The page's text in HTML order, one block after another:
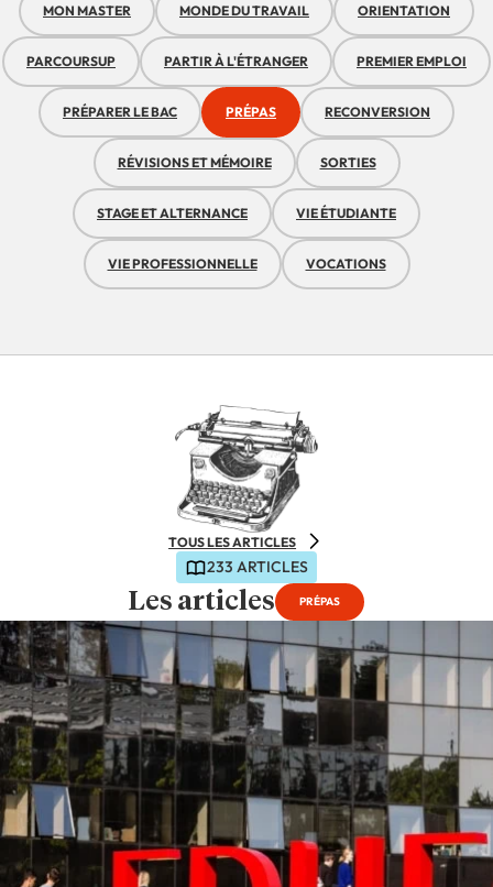
MON MASTER MONDE DU TRAVAIL ORIENTATION
PARCOURSUP PARTIR À L'ÉTRANGER PREMIER EMPLOI
PRÉPARER LE BAC PRÉPAS RECONVERSION
RÉVISIONS ET MÉMOIRE SORTIES
STAGE ET ALTERNANCE VIE ÉTUDIANTE
VIE PROFESSIONNELLE VOCATIONS
233 ARTICLES
Les articles PRÉPAS
TOUS LES ARTICLES